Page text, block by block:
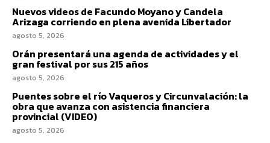
Nuevos videos de Facundo Moyano y Candela
Arizaga corriendo en plena avenida Libertador
agosto 5, 2026
Orán presentará una agenda de actividades y el
gran festival por sus 215 años
agosto 5, 2026
Puentes sobre el río Vaqueros y Circunvalación: la
obra que avanza con asistencia financiera
provincial (VIDEO)
agosto 5, 2026